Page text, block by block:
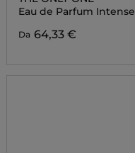
Eau de Parfum Intense
Da 64,33 €